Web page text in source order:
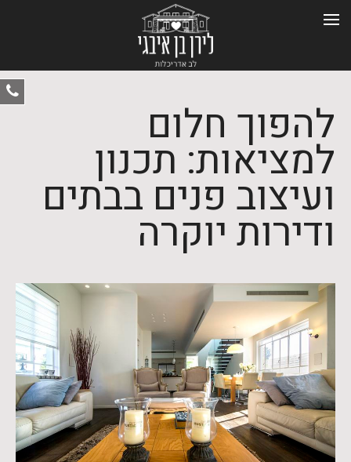
להפוך חלום
למציאות: תכנון
ועיצוב פנים בבתים
ודירות יוקרה